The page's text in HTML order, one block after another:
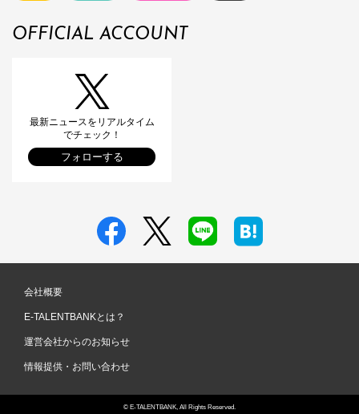
OFFICIAL ACCOUNT
最新ニュースをリアルタイム
でチェック！
フォローする
会社概要
E-TALENTBANKとは？
運営会社からのお知らせ
情報提供・お問い合わせ
© E-TALENTBANK, All Rights Reserved.